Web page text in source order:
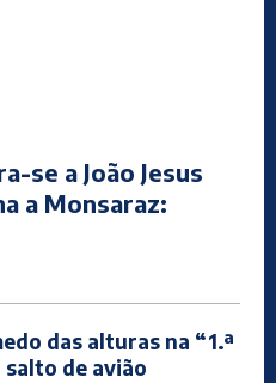
se a João Jesus
a Monsaraz:
das alturas na “1.ª
salto de avião